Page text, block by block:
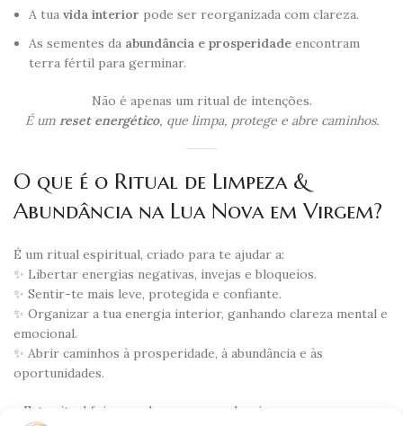
A tua vida interior pode ser reorganizada com clareza.
As sementes da abundância e prosperidade encontram
terra fértil para germinar.
Não é apenas um ritual de intenções.
É um reset energético, que limpa, protege e abre caminhos.
O que é o Ritual de Limpeza &
Abundância na Lua Nova em Virgem?
É um ritual espiritual, criado para te ajudar a:
✨ Libertar energias negativas, invejas e bloqueios.
✨ Sentir-te mais leve, protegida e confiante.
✨ Organizar a tua energia interior, ganhando clareza mental e
emocional.
✨ Abrir caminhos à prosperidade, à abundância e às
oportunidades.
Este ritual foi pensado para quem deseja